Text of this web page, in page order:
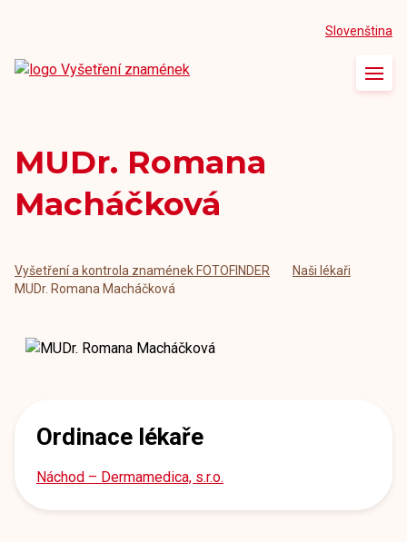
Slovenština
Naše ordinace
Naši lékaři
MUDr. Romana
Macháčková
Vyšetření a kontrola znamének FOTOFINDER
Naši lékaři
MUDr. Romana Macháčková
Ordinace lékaře
Náchod – Dermamedica, s.r.o.